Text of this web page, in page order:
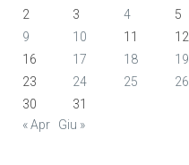
2
3 4 5
9
10 11 12
16
17 18 19
23
24 25 26
30
31
« Apr
Giu »